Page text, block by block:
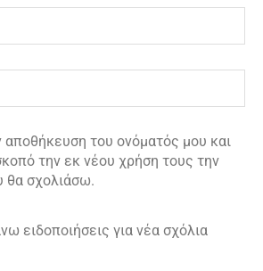
αποθήκευση του ονόματός μου και
την εκ νέου χρήση τους την
θα σχολιάσω.
ειδοποιήσεις για νέα σχόλια